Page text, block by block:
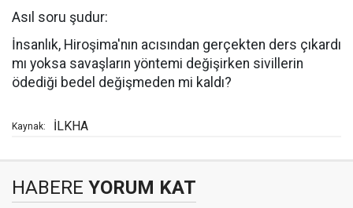
Asıl soru şudur:
İnsanlık, Hiroşima'nın acısından gerçekten ders çıkardı
mı yoksa savaşların yöntemi değişirken sivillerin
ödediği bedel değişmeden mi kaldı?
Kaynak: İLKHA
HABERE YORUM KAT